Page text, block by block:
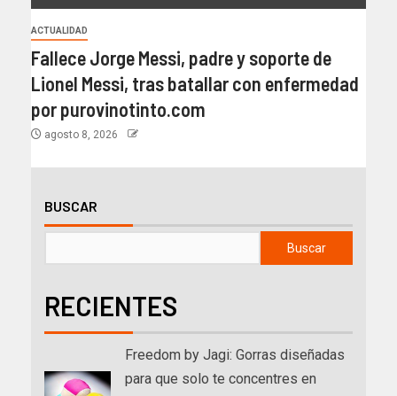
ACTUALIDAD
Fallece Jorge Messi, padre y soporte de
Lionel Messi, tras batallar con enfermedad
por purovinotinto.com
agosto 8, 2026
BUSCAR
Buscar
RECIENTES
Freedom by Jagi: Gorras diseñadas
para que solo te concentres en